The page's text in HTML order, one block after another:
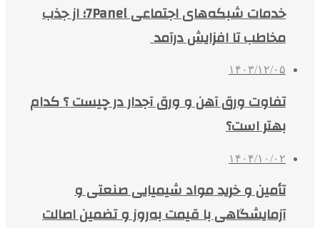
خدمات شبکه‌های اجتماعی 7Panel؛ از جذب
مخاطب تا افزایش درآمد
۱۴۰۳/۱۲/۰۵
تفاوت ورق آهن و ورق آجدار در چیست ؟ کدام
بهتر است؟
۱۴۰۴/۱۰/۰۲
تأمین و خرید مواد شیمیایی صنعتی و
آزمایشگاهی با قیمت به‌روز و تضمین اصالت